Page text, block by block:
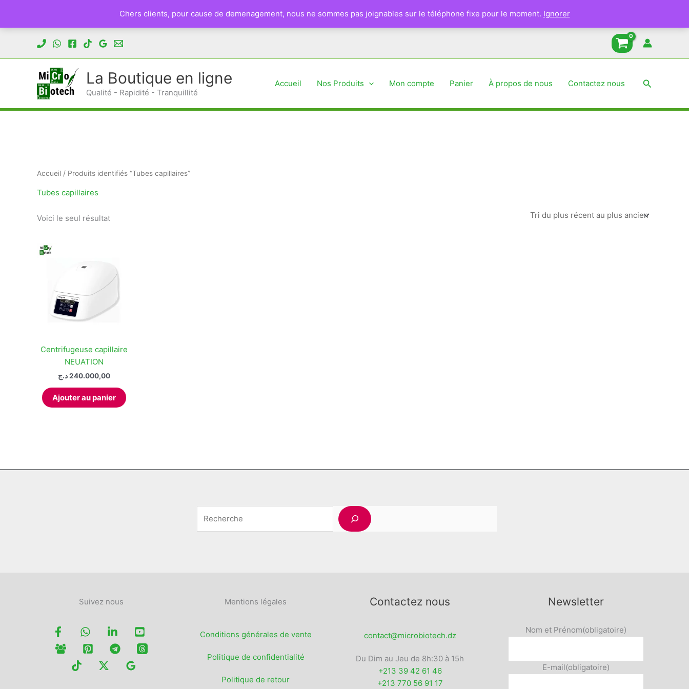
Chers clients, pour cause de demenagement, nous ne sommes pas joignables sur le téléphone fixe pour le moment. Ignorer
contenu
La Boutique en ligne
Qualité - Rapidité - Tranquillité
Accueil Nos Produits Mon compte Panier À propos de nous Contactez nous
Accueil / Produits identifiés “Tubes capillaires”
Tubes capillaires
Voici le seul résultat
Centrifugeuse capillaire
NEUATION
240.000,00 د.ج
Ajouter au panier
Rechercher
Suivez nous Mentions légales
Conditions générales de vente
Politique de confidentialité
Politique de retour
Contactez nous
contact@microbiotech.dz
Du Dim au Jeu de 8h:30 à 15h
+213 39 42 61 46
+213 770 56 91 17
Newsletter
Nom et Prénom(obligatoire)
E-mail(obligatoire)